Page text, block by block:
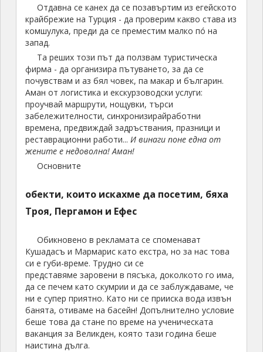
Отдавна се канех да се позавъртим из егейското
крайбрежие на Турция - да проверим какво става из
комшулука, преди да се преместим малко пó на
запад.
Та реших този път да ползвам туристическа
фирма - да организира пътуването, за да се
почувствам и аз бял човек, па макар и българин.
Аман от логистика и екскурзоводски услуги:
проучвай маршрути, нощувки, търси
забележителности, синхронизирайработни
времена, предвиждай задръствания, празници и
реставрационни работи... И винаги поне една от
жените е недоволна! Аман!
Основните
обекти, които искахме да посетим, бяха
Троя, Пергамон и Ефес
Обикновено в рекламата се споменават
Кушадасъ и Мармарис като екстра, но за нас това
си е губи-време. Трудно си се
представяме заровени в пясъка, доколкото го има,
да се печем като скумрии и да се заблуждаваме, че
ни е супер приятно. Като ни се прииска вода извън
банята, отиваме на басейн! Допълнително условие
беше това да стане по време на ученическата
ваканция за Великден, която тази година беше
наистина дълга.